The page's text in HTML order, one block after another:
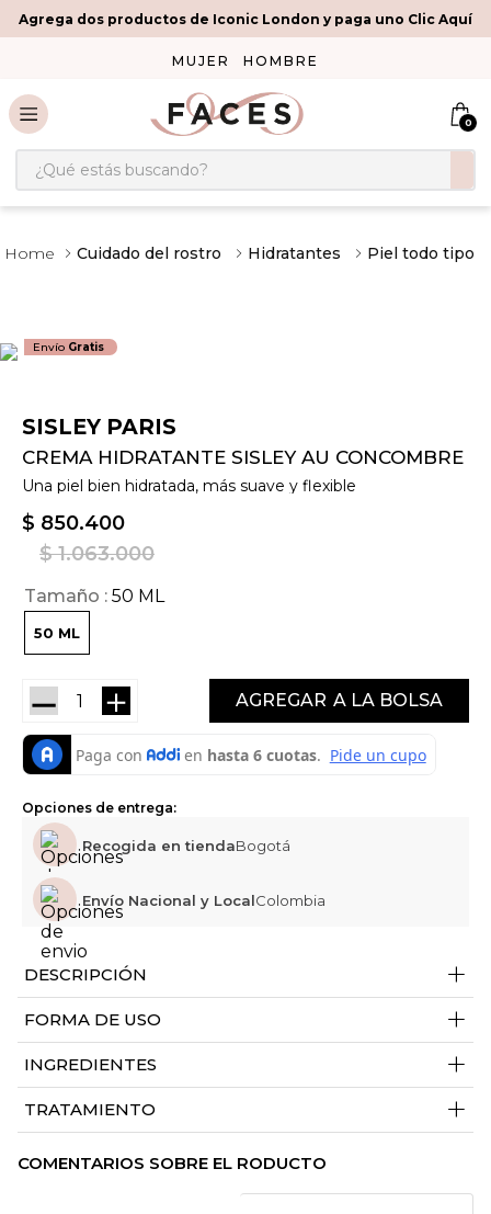
Agrega dos productos de Iconic London y paga uno Clic Aquí
MUJER HOMBRE
0
¿Qué estás buscando?
Cuidado del rostro Hidratantes Piel todo tipo
Envío Gratis
SISLEY PARIS
CREMA HIDRATANTE SISLEY AU CONCOMBRE
Una piel bien hidratada, más suave y flexible
$ 850.400
$ 1.063.000
Tamaño 50 ML
50 ML
＋
－ AGREGAR
Opciones de entrega:
Recogida en tiendaBogotá
Envío Nacional y LocalColombia
DESCRIPCIÓN +
FORMA DE USO +
INGREDIENTES +
TRATAMIENTO +
COMENTARIOS SOBRE EL RODUCTO